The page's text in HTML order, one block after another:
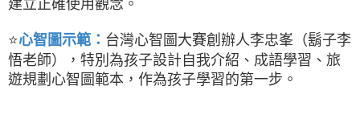
建立正確使用觀念。
⭐心智圖示範： 台灣心智圖大賽創辦人李忠峯（鬍子李
悟老師），特別為孩子設計自我介紹、成語學習、旅
遊規劃心智圖範本，作為孩子學習的第一步。